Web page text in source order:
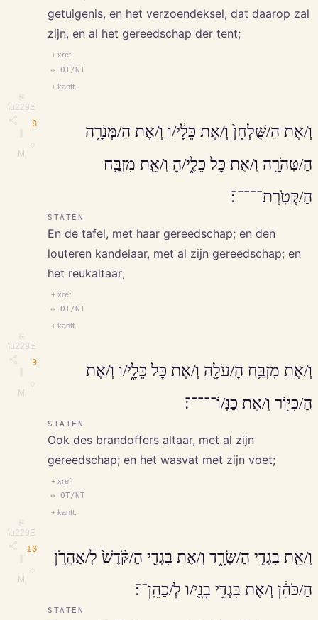
⎘
\u229E
M
getuigenis, en het verzoendeksel, dat daarop zal
zijn, en al het gereedschap der tent;
+ xref
↔ OT/NT
+ kantt.
8
⎘
\u229E
M
וְ/אֶת הַ/שֻּׁלְחָן֙ וְ/אֶת כֵּלָ֔י/ו וְ/אֶת הַ/מְּנֹרָ֥ה
הַ/טְּהֹרָ֖ה וְ/אֶת כָּל כֵּלֶ֑י/הָ וְ/אֵ֖ת מִזְבַּ֥ח
הַ/קְּטֹֽרֶת־־־־־׃
STATEN
En de tafel, met haar gereedschap; en den
louteren kandelaar, met al zijn gereedschap; en
het reukaltaar;
+ xref
↔ OT/NT
+ kantt.
9
⎘
\u229E
M
וְ/אֶת מִזְבַּ֥ח הָ/עֹלָ֖ה וְ/אֶת כָּל כֵּלָ֑י/ו וְ/אֶת
הַ/כִּיּ֖וֹר וְ/אֶת כַּנּֽ/וֹ־־־־־׃
STATEN
Ook des brandoffers altaar, met al zijn
gereedschap; en het wasvat met zijn voet;
+ xref
↔ OT/NT
+ kantt.
10
וְ/אֵ֖ת בִּגְדֵ֣י הַ/שְּׂרָ֑ד וְ/אֶת בִּגְדֵ֤י הַ/קֹּ֨דֶשׁ֙ לְ/אַהֲרֹ֣ן
הַ/כֹּהֵ֔ן וְ/אֶת בִּגְדֵ֥י בָנָ֖י/ו לְ/כַהֵֽן־־׃
STATEN